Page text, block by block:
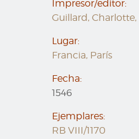
Impresor/editor:
Guillard,
Lugar:
Francia, París
Fecha:
1546
Ejemplares:
RB VIII/1170